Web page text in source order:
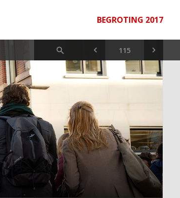
BEGROTING 2017